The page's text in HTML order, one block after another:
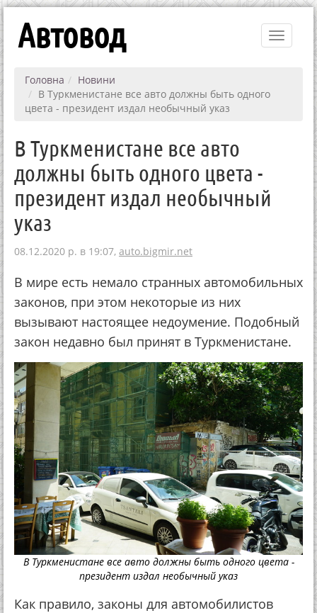
Toggle
Автовод
Головна
Новини
В Туркменистане все авто должны быть одного
цвета - президент издал необычный указ
В Туркменистане все авто
должны быть одного цвета -
президент издал необычный
указ
08.12.2020 р. в 19:07, auto.bigmir.net
В мире есть немало странных автомобильных
законов, при этом некоторые из них
вызывают настоящее недоумение. Подобный
закон недавно был принят в Туркменистане.
В Туркменистане все авто должны быть одного цвета -
президент издал необычный указ
Как правило, законы для автомобилистов